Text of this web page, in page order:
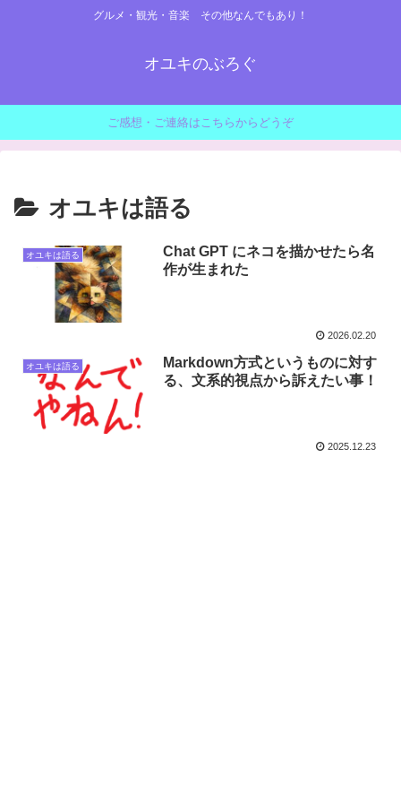
グルメ・観光・音楽 その他なんでもあり！
オユキのぶろぐ
ご感想・ご連絡はこちらからどうぞ
オユキは語る
オユキは語る
Chat GPT にネコを描かせたら名
作が生まれた
2026.02.20
オユキは語る
Markdown方式というものに対す
る、文系的視点から訴えたい事！
2025.12.23